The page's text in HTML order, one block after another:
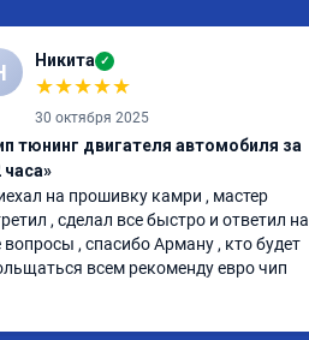
Никита ✓
★★★★★
30 октября 2025
тюнинг двигателя автомобиля за
часа»
на прошивку камри , мастер
, сделал все быстро и ответил на
вопросы , спасибо Арману , кто будет
всем рекоменду евро чип